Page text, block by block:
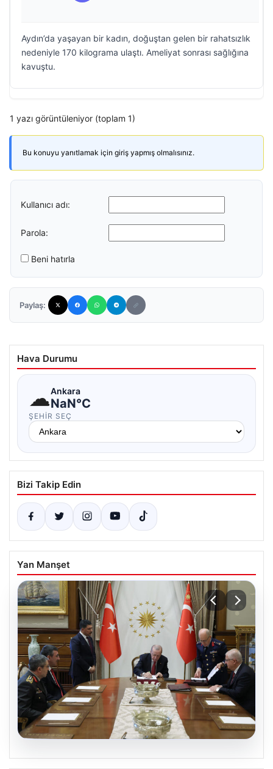
Aydın’da yaşayan bir kadın, doğuştan gelen bir rahatsızlık
nedeniyle 170 kilograma ulaştı. Ameliyat sonrası sağlığına
kavuştu.
1 yazı görüntüleniyor (toplam 1)
Bu konuyu yanıtlamak için giriş yapmış olmalısınız.
Kullanıcı adı:
Parola:
Beni hatırla
Paylaş:
Hava Durumu
☁Ankara
NaN°C
ŞEHIR SEÇ
Bizi Takip Edin
Yan Manşet